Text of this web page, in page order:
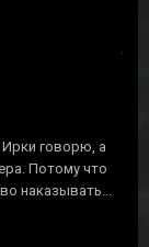
Ирки говорю, а
Потому что
наказывать...